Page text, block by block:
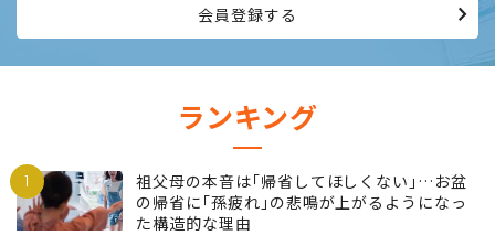
会員登録する
ランキング
1
祖父母の本音は｢帰省してほしくない｣…お盆
の帰省に｢孫疲れ｣の悲鳴が上がるようになっ
た構造的な理由